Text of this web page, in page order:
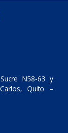
N58-63 y
Quito –